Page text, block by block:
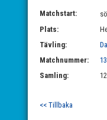
Matchstart:
Plats:
Tävling:
Matchnummer:
Samling:
<< Tillbaka